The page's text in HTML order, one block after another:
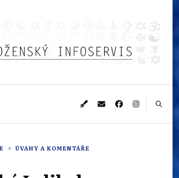
ÚVAHY A KOMENTÁŘE